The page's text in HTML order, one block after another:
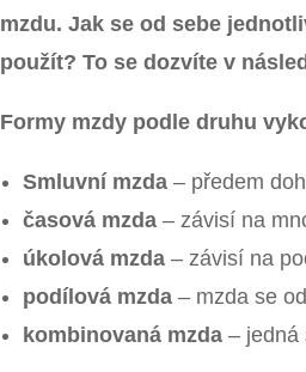
mzdu. Jak se od sebe
použít? To se dozvíte v
Formy mzdy podle druhu
Smluvní mzda– předem
časová mzda– závisí na
úkolová mzda– závisí na
podílová mzda– mzda se
kombinovaná mzda– jedná